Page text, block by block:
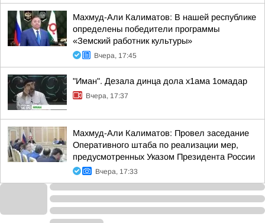
Махмуд-Али Калиматов: В нашей республике
определены победители программы
«Земский работник культуры»
Вчера, 17:45
"Иман". Дезала динца дола х1ама 1омадар
Вчера, 17:37
Махмуд-Али Калиматов: Провел заседание
Оперативного штаба по реализации мер,
предусмотренных Указом Президента России
Вчера, 17:33